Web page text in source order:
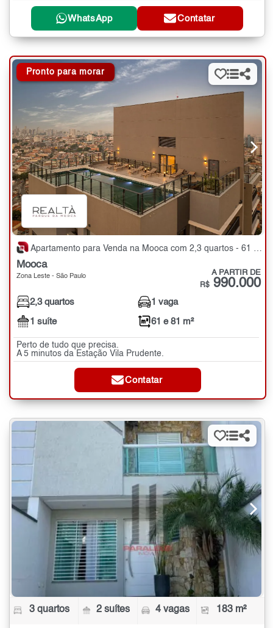
WhatsApp Contatar
Pronto para morar
Apartamento para Venda na Mooca com 2,3 quartos - 61 e 81 m²
Mooca
Zona Leste - São Paulo A PARTIR DE
R$ 990.000
2,3 quartos
1 suíte
1 vaga
61 e 81 m²
Perto de tudo que precisa.
A 5 minutos da Estação Vila Prudente.
Contatar
3 quartos 2 suítes 4 vagas 183 m²